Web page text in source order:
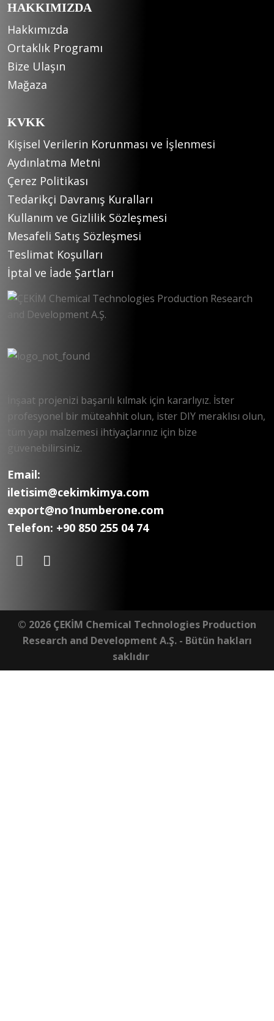
İnşaat projenizi başarılı kılmak için kararlıyız. İster
profesyonel bir müteahhit olun, ister DIY meraklısı olun,
tüm yapı malzemesi ihtiyaçlarınız için bize
güvenebilirsiniz.
Email:
iletisim@cekimkimya.com
export@no1numberone.com
Telefon: +90 850 255 04 74
HAKKIMIZDA
Hakkımızda
Ortaklık Programı
Bize Ulaşın
Mağaza
KVKK
Kişisel Verilerin Korunması ve İşlenmesi
Aydınlatma Metni
Çerez Politikası
Tedarikçi Davranış Kuralları
Kullanım ve Gizlilik Sözleşmesi
Mesafeli Satış Sözleşmesi
Teslimat Koşulları
İptal ve İade Şartları
© 2026 ÇEKİM Chemical Technologies Production
Research and Development A.Ş. - Bütün hakları
saklıdır